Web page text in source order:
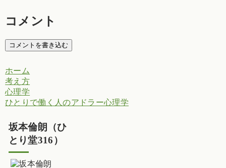
コメント
コメントを書き込む
ホーム
考え方
心理学
ひとりで働く人のアドラー心理学
坂本倫朗（ひ
とり堂316）